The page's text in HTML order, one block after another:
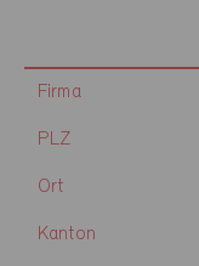
Firma
PLZ
Ort
Kanton